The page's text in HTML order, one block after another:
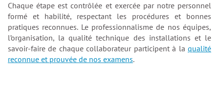
Chaque étape est contrôlée et exercée par notre personnel
formé et habilité, respectant les procédures et bonnes
pratiques reconnues. Le professionnalisme de nos équipes,
l’organisation, la qualité technique des installations et le
savoir-faire de chaque collaborateur participent à la qualité
reconnue et prouvée de nos examens.